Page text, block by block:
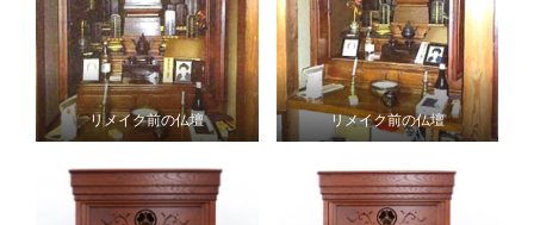
リメイク前の仏壇 リメイク前の仏壇